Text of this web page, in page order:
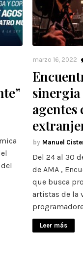
marzo 16, 2022
sinergia
agentes
Manuel
Del 24 al 30
de AMA ,
que busca
artistas de la
Leer más